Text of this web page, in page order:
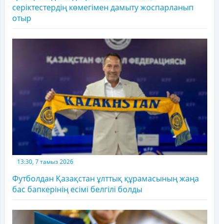
серіктестердің көмегімен дамыту жоспарланып
отыр
13:30, 7 тамыз 2026
Футболдан Қазақстан ұлттық құрамасының жаңа
бас бапкерінің есімі белгілі болды